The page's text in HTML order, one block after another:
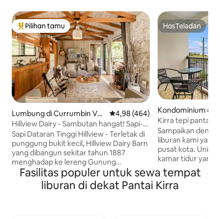
Pilihan tamu terpopuler
Pilihan tamu
Lumbung di Currumbin Vall
ey
Nilai rata-rata 4,98 dari 5, 464
4,98 (464)
Hillview Dairy - Sambutan hangat! Sapi-
sapi di Highland Farm
Sapi Dataran Tinggi Hillview - Terletak di
punggung bukit kecil, Hillview Dairy Barn
yang dibangun sekitar tahun 1887
menghadap ke lereng Gunung
Tallebudgera yang menakjubkan,
Currumbin Creek, dan pemandangan
Lembah pertanian. 🐮 Sapi dan 🐴 Harian
HosTeladan
HosTeladan
Kondominium di
a
Kirra tepi pantai,
kolam renang,
hingga 5 orang
Sampaikan
liburan kami yang
pusat kota. Unit kami adalah rumah satu
kamar tidur yang
pusat Kirra,
Pantai Kirra & 5
Bandara
Fasilitas populer untuk sewa tempat
liburan di dekat Pantai Kirra